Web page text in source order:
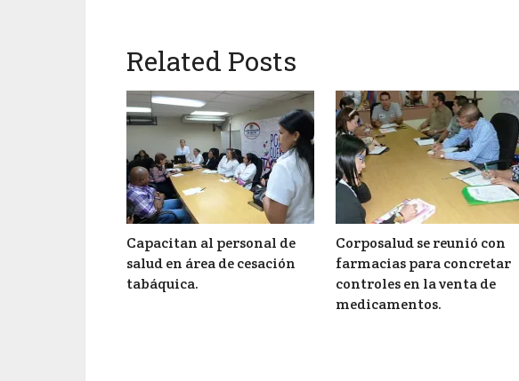
Related Posts
Capacitan al personal de
salud en área de cesación
tabáquica.
Corposalud se reunió con
farmacias para concretar
controles en la venta de
medicamentos.